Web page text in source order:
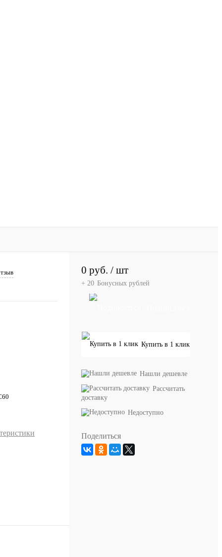
0 руб. / шт
+ 20 Бонусных рублей
Купить в 1 клик
Нашли дешевле
Рассчитать
доставку
Недоступно
Поделиться